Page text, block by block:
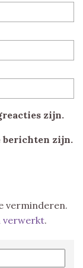
zijn.
berichten zijn.
verminderen.
verwerkt.